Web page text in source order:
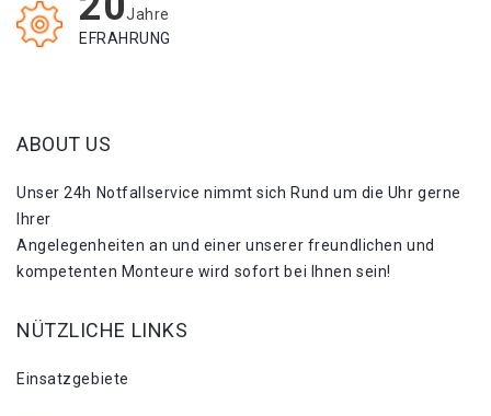
Jahre
EFRAHRUNG
ABOUT US
Unser 24h Notfallservice nimmt sich Rund um die Uhr gerne
Ihrer
Angelegenheiten an und einer unserer freundlichen und
kompetenten Monteure wird sofort bei Ihnen sein!
NÜTZLICHE LINKS
Einsatzgebiete